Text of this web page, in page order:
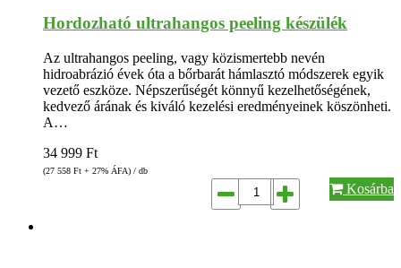
Hordozható ultrahangos peeling készülék
Az ultrahangos peeling, vagy közismertebb nevén
hidroabrázió évek óta a bőrbarát hámlasztó módszerek egyik
vezető eszköze. Népszerűségét könnyű kezelhetőségének,
kedvező árának és kiváló kezelési eredményeinek köszönheti.
A…
34 999 Ft
(27 558 Ft + 27% ÁFA) / db
Kosárba